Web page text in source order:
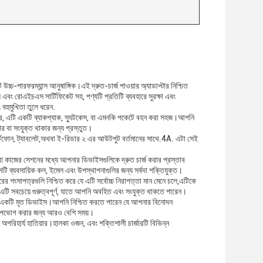
পারফরম্যান্স আনুষাঙ্গিক।এই দ্রুত-চার্জ পাওয়ার অ্যাডাপ্টার নিশ্চিত
সার্টিফিকেট সহ, পণ্যটি প্রতিটি ব্যবহারে সুরক্ষা এবং
বহুমুখিতা তুলে ধরেন.
এটি একটি ব্যাকপ্যাক, স্যুটকেস, বা এমনকি পকেটে বহন করা সহজ।আপনি
বা সংযুক্ত থাকার জন্য প্রস্তুত।
ট্যাবলেট,অথবা ই-রিডার ২ এর আউটপুট বর্তমানের সাথে.4A. এটা সেই
কাজের সেশনের মধ্যে আপনার ডিভাইসগুলিকে দ্রুত চার্জ করার প্রস্তাব
ব্যবসায়িক কল, ইমেল এবং উপস্থাপনাগুলির জন্য সর্বদা শক্তিযুক্ত।
শংসাপত্রগুলি নিশ্চিত করে যে এটি সর্বোচ্চ নিরাপত্তা মান মেনে চলে,এটিকে
সবচেয়ে গুরুত্বপূর্ণ, যাতে আপনি অবহিত এবং সংযুক্ত থাকতে পারেন।
একটি মৃত ডিভাইস।আপনি নিশ্চিত করতে পারেন যে আপনার বিনোদন
উপভোগ করার জন্য আরও বেশি সময়।
হাতিয়ার।হালকা ওজন, এবং শক্তিশালী চার্জারটি বিভিন্ন